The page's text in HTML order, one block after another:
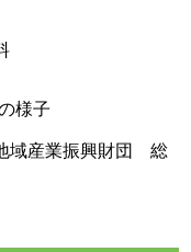
様子
域産業振興財団 総